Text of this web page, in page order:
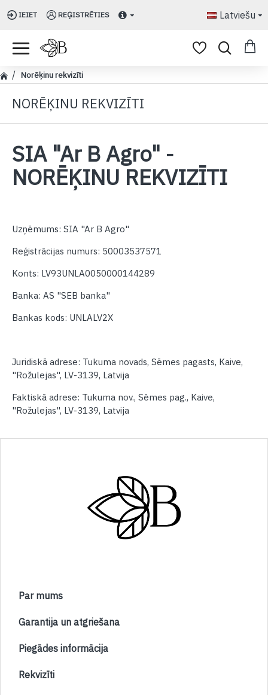
IEIET REĢISTRĒTIES Latviešu
Norēķinu rekvizīti
NORĒĶINU REKVIZĪTI
SIA "Ar B Agro" -
NORĒĶINU REKVIZĪTI
Uzņēmums: SIA "Ar B Agro"
Reģistrācijas numurs: 50003537571
Konts: LV93UNLA0050000144289
Banka: AS "SEB banka"
Bankas kods: UNLALV2X
Juridiskā adrese: Tukuma novads, Sēmes pagasts, Kaive,
"Rožulejas", LV-3139, Latvija
Faktiskā adrese: Tukuma nov., Sēmes pag., Kaive,
"Rožulejas", LV-3139, Latvija
Par mums
Garantija un atgriešana
Piegādes informācija
Rekvizīti